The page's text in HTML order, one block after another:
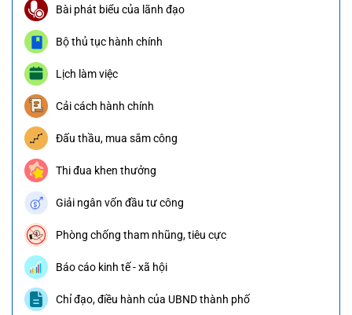
Bài phát biểu của lãnh đạo
Bộ thủ tục hành chính
Lịch làm việc
Cải cách hành chính
Đấu thầu, mua sắm công
Thi đua khen thưởng
Giải ngân vốn đầu tư công
Phòng chống tham nhũng, tiêu cực
Báo cáo kinh tế - xã hội
Chỉ đạo, điều hành của UBND thành phố